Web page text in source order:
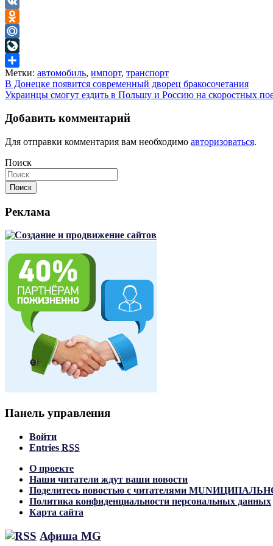
VK
Odnoklassniki
Mail.Ru
LiveJournal
Отправить
Метки: автомобиль, импорт, транспорт
Навигация
по
записям
В Донецке появится современный дворец бракосочетания
Украинцы смогут ездить в Польшу и Россию на скоростных
Добавить комментарий
Для отправки комментария вам необходимо авторизоваться.
Поиск
Поиск
Реклама
Панель управления
Войти
Entries RSS
О проекте
Наши читатели ждут ваши новости
Поделитесь новостью с читателями
Политика конфиденциальности персональных данных
Карта сайта
Афиша MG